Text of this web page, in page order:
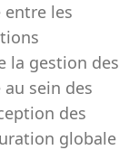
entre les
la gestion des
sein des
des
globale